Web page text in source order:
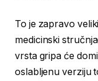
To je zapravo
medicinski
vrsta gripa će
oslabljenu verziju